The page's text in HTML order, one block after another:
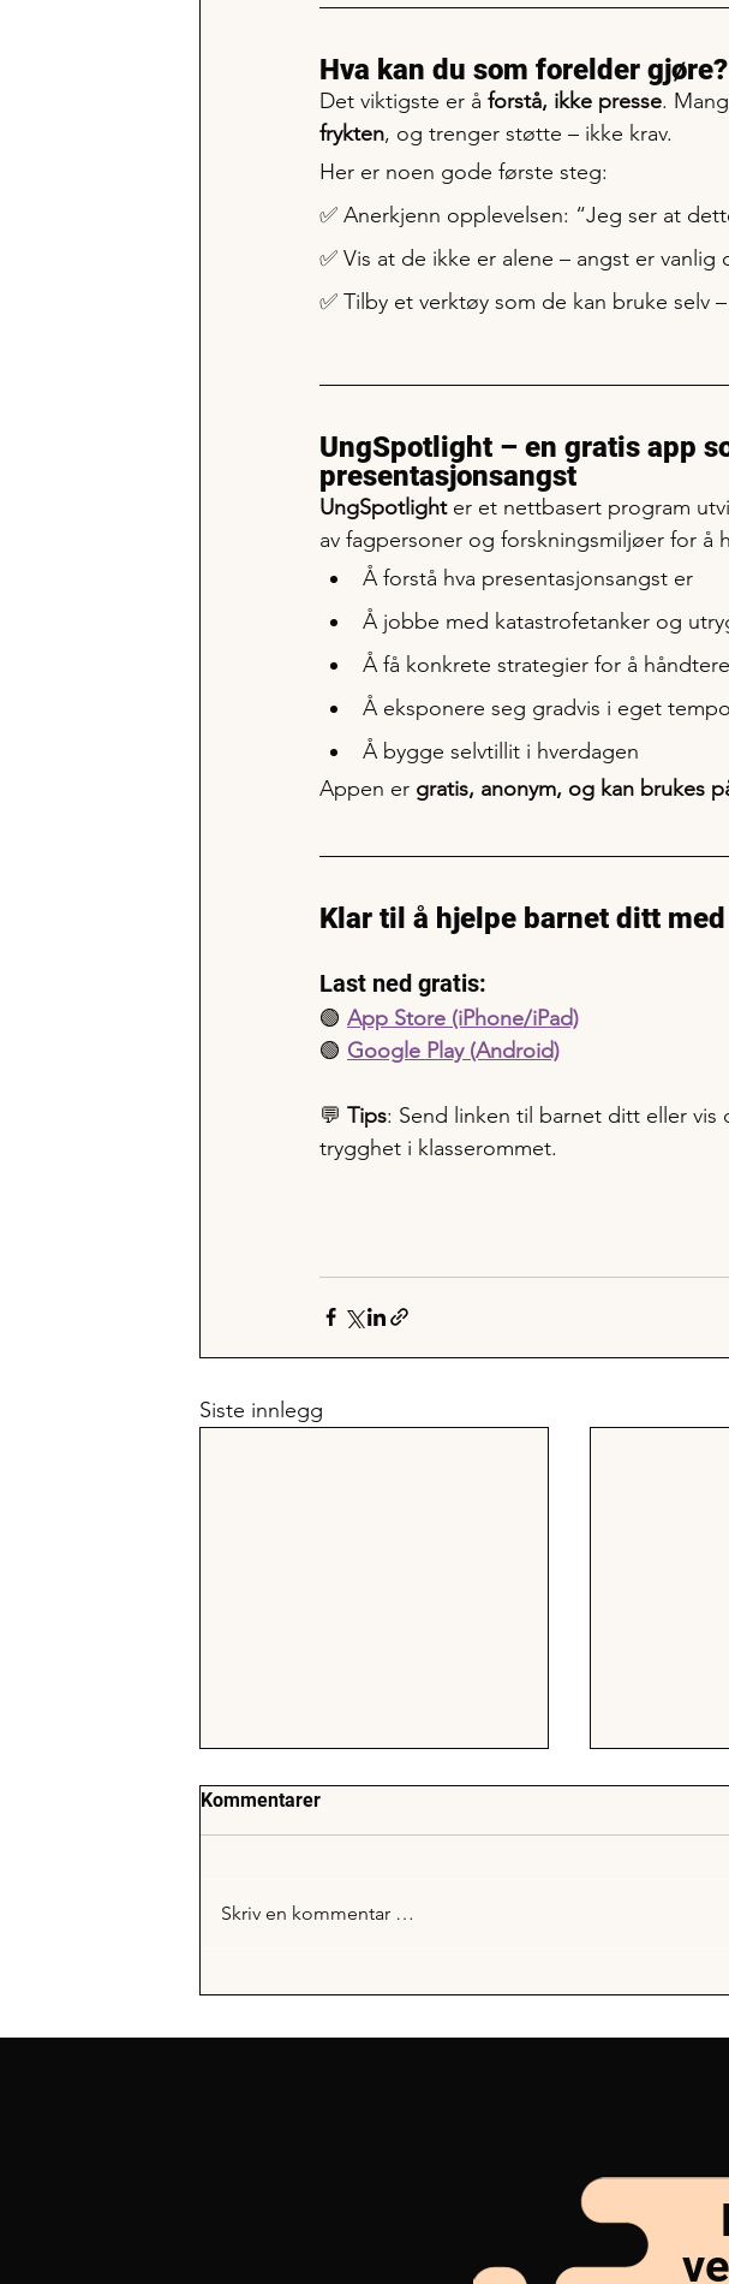
Hva kan du som forelder gjøre?
Det viktigste er å forstå, ikke presse.
frykten, og trenger støtte – ikke krav.
Her er noen gode første steg:
✅ Anerkjenn opplevelsen: “Jeg ser at
✅ Vis at de ikke er alene – angst er vanlig
✅ Tilby et verktøy som de kan bruke selv –
UngSpotlight – en gratis app
presentasjonsangst
UngSpotlight er et nettbasert program
av fagpersoner og forskningsmiljøer for å
Å forstå hva presentasjonsangst er
Å jobbe med katastrofetanker og
Å få konkrete strategier for å
Å eksponere seg gradvis i eget tempo
Å bygge selvtillit i hverdagen
Appen er gratis, anonym, og kan brukes
Klar til å hjelpe barnet ditt
Last ned gratis:
🟢 App Store (iPhone/iPad)
🟢 Google Play (Android)
💬 Tips: Send linken til barnet ditt eller
trygghet i klasserommet.
Siste innlegg
Kommentarer
Skriv en kommentar …